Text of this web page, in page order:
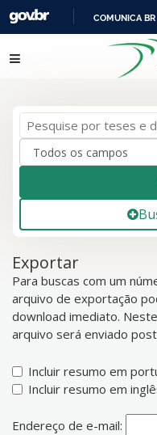
COMUNICA BR
Pular para o conteúdo
Exportar
Para buscas com um
arquivo de exportação
download imediato.
arquivo será enviado
Incluir resumo em
Incluir resumo em
Endereço de e-mail: